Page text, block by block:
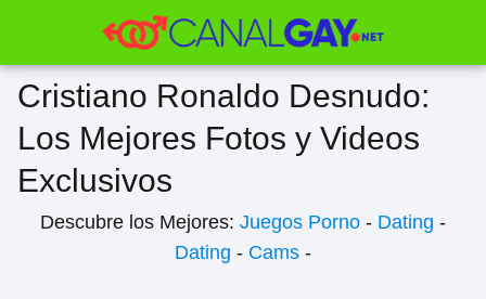
Cristiano Ronaldo Desnudo:
Los Mejores Fotos y Videos
Exclusivos
Descubre los Mejores: Juegos Porno - Dating -
Dating - Cams -